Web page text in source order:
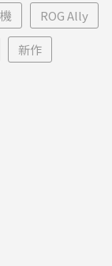
ROG Ally
新作